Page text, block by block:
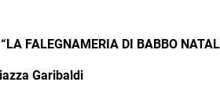
FALEGNAMERIA DI BABBO
Garibaldi